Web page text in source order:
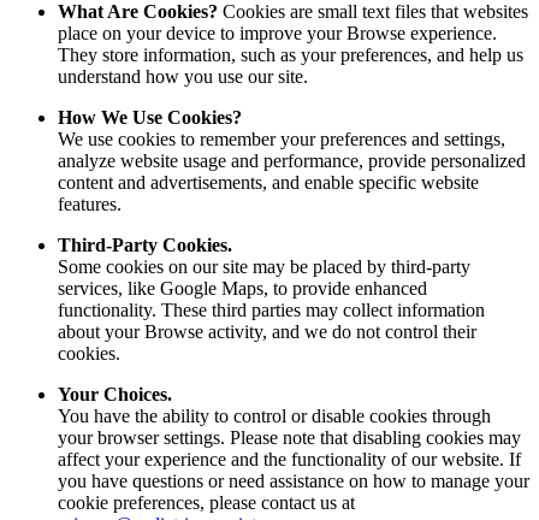
What Are Cookies? Cookies are small text files that websites
place on your device to improve your Browse experience.
They store information, such as your preferences, and help us
understand how you use our site.
How We Use Cookies?
We use cookies to remember your preferences and settings,
analyze website usage and performance, provide personalized
content and advertisements, and enable specific website
features.
Third-Party Cookies.
Some cookies on our site may be placed by third-party
services, like Google Maps, to provide enhanced
functionality. These third parties may collect information
about your Browse activity, and we do not control their
cookies.
Your Choices.
You have the ability to control or disable cookies through
your browser settings. Please note that disabling cookies may
affect your experience and the functionality of our website. If
you have questions or need assistance on how to manage your
cookie preferences, please contact us at